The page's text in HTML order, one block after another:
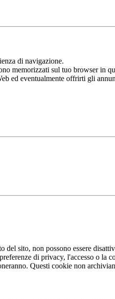
di navigazione.
memorizzati sul tuo browser
ed eventualmente offrirti gli
del sito, non possono essere
di privacy, l'accesso o
Questi cookie non